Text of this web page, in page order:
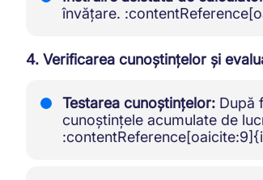
învățare.
4. Verificarea cunoștințelor și
Testarea cunoștințelor: După
cunoștințele acumulate de